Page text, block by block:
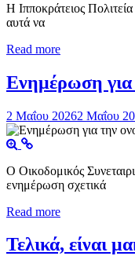
Η Ιπποκράτειος
αυτά να
Read more
Ενημέρωση για
2 Μαΐου 20262 Μαΐου
Ο Οικοδομικός
ενημέρωση σχετικά
Read more
Τελικά, είναι